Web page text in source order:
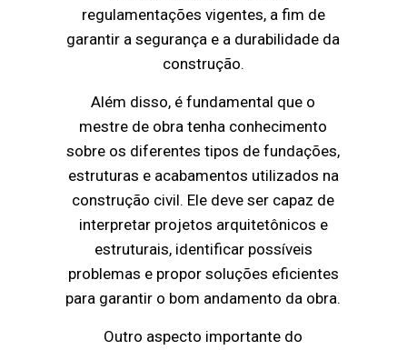
regulamentações vigentes, a fim de
garantir a segurança e a durabilidade da
construção.
Além disso, é fundamental que o
mestre de obra tenha conhecimento
sobre os diferentes tipos de fundações,
estruturas e acabamentos utilizados na
construção civil. Ele deve ser capaz de
interpretar projetos arquitetônicos e
estruturais, identificar possíveis
problemas e propor soluções eficientes
para garantir o bom andamento da obra.
Outro aspecto importante do